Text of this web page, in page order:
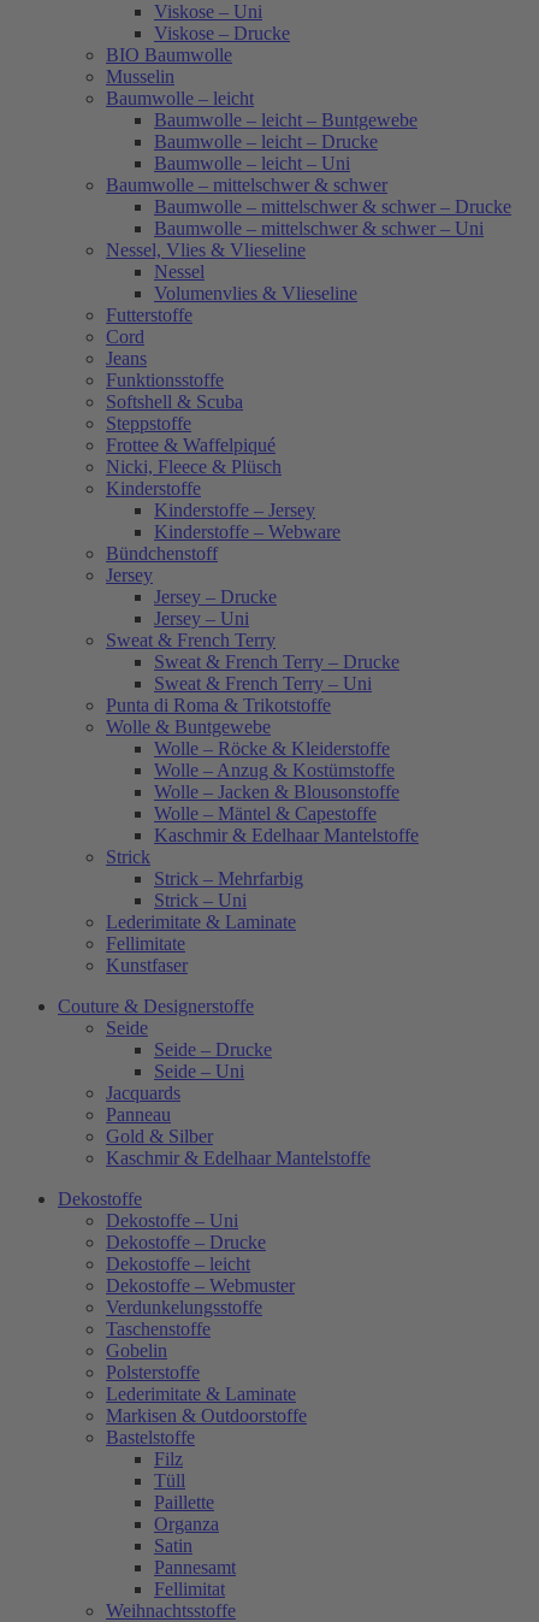
Viskose – Uni
Viskose – Drucke
BIO Baumwolle
Musselin
Baumwolle – leicht
Baumwolle – leicht – Buntgewebe
Baumwolle – leicht – Drucke
Baumwolle – leicht – Uni
Baumwolle – mittelschwer & schwer
Baumwolle – mittelschwer & schwer – Drucke
Baumwolle – mittelschwer & schwer – Uni
Nessel, Vlies & Vlieseline
Nessel
Volumenvlies & Vlieseline
Futterstoffe
Cord
Jeans
Funktionsstoffe
Softshell & Scuba
Steppstoffe
Frottee & Waffelpiqué
Nicki, Fleece & Plüsch
Kinderstoffe
Kinderstoffe – Jersey
Kinderstoffe – Webware
Bündchenstoff
Jersey
Jersey – Drucke
Jersey – Uni
Sweat & French Terry
Sweat & French Terry – Drucke
Sweat & French Terry – Uni
Punta di Roma & Trikotstoffe
Wolle & Buntgewebe
Wolle – Röcke & Kleiderstoffe
Wolle – Anzug & Kostümstoffe
Wolle – Jacken & Blousonstoffe
Wolle – Mäntel & Capestoffe
Kaschmir & Edelhaar Mantelstoffe
Strick
Strick – Mehrfarbig
Strick – Uni
Lederimitate & Laminate
Fellimitate
Kunstfaser
Couture & Designerstoffe
Seide
Seide – Drucke
Seide – Uni
Jacquards
Panneau
Gold & Silber
Kaschmir & Edelhaar Mantelstoffe
Dekostoffe
Dekostoffe – Uni
Dekostoffe – Drucke
Dekostoffe – leicht
Dekostoffe – Webmuster
Verdunkelungsstoffe
Taschenstoffe
Gobelin
Polsterstoffe
Lederimitate & Laminate
Markisen & Outdoorstoffe
Bastelstoffe
Filz
Tüll
Paillette
Organza
Satin
Pannesamt
Fellimitat
Weihnachtsstoffe